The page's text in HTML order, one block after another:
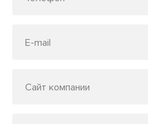
E-mail
Сайт компании